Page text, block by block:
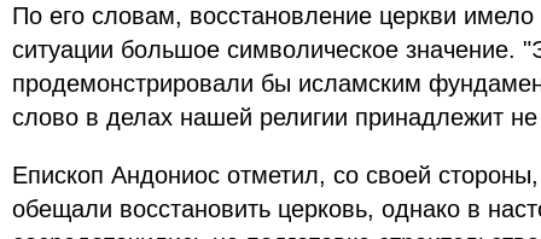
По его словам, восстановление церкви
ситуации большое символическое значение.
продемонстрировали бы исламским
слово в делах нашей религии принадлежит
Епископ Андониос отметил, со своей
обещали восстановить церковь, однако в